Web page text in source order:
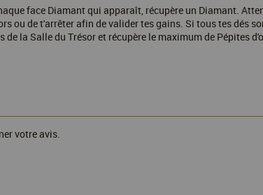
face Diamant qui apparaît, récupère un Diamant.
ou de t'arrêter afin de valider tes gains. Si tous tes dés
la Salle du Trésor et récupère le maximum de Pépites
votre avis.